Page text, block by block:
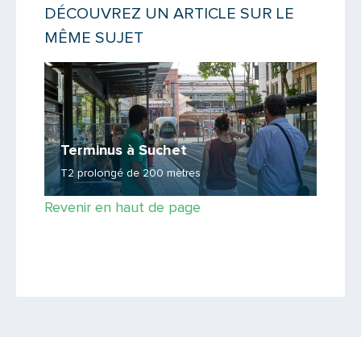
DÉCOUVREZ UN ARTICLE SUR LE
MÊME SUJET
Terminus à Suchet
T2 prolongé de 200 mètres
Revenir en haut de page